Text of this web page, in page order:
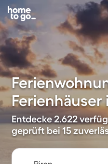
Ferienhäuser
Entdecke 2.622
geprüft bei 15